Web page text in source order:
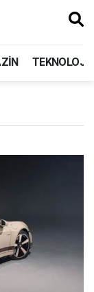
TEKNOLOJI